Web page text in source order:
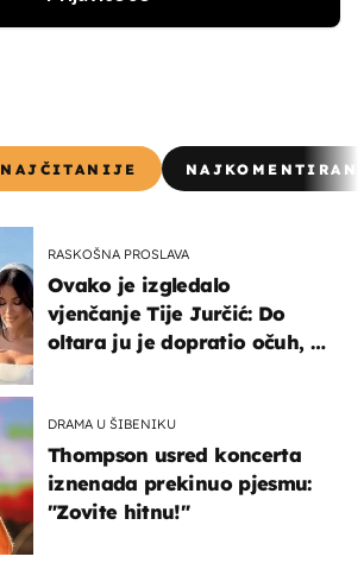
NAJČITANIJE
RASKOŠNA PROSLAVA
Ovako je izgledalo
vjenčanje Tije Jurčić: Do
oltara ju je dopratio očuh, a
DRAMA U ŠIBENIKU
Thompson usred koncerta
iznenada prekinuo pjesmu:
"Zovite hitnu!"